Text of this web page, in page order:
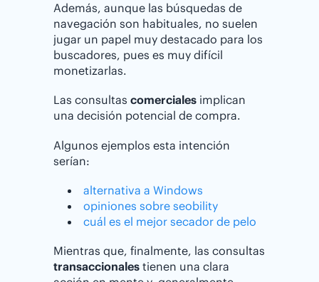
Además, aunque las búsquedas de
navegación son habituales, no suelen
jugar un papel muy destacado para los
buscadores, pues es muy difícil
monetizarlas.
Las consultas comerciales implican
una decisión potencial de compra.
Algunos ejemplos esta intención
serían:
alternativa a Windows
opiniones sobre seobility
cuál es el mejor secador de pelo
Mientras que, finalmente, las consultas
transaccionales tienen una clara